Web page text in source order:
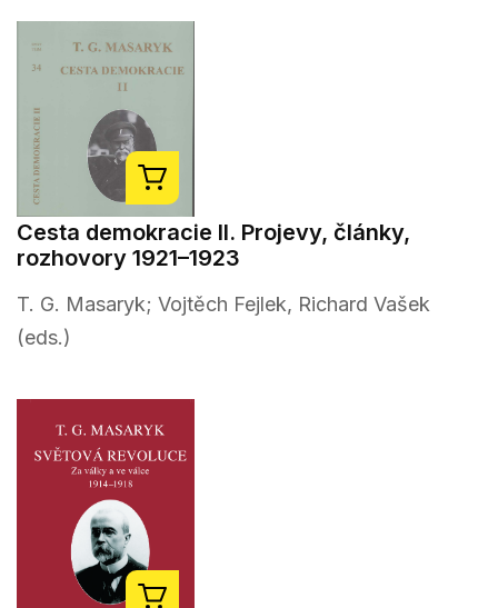
Cesta demokracie II. Projevy, články,
rozhovory 1921–1923
T. G. Masaryk; Vojtěch Fejlek, Richard Vašek
(eds.)